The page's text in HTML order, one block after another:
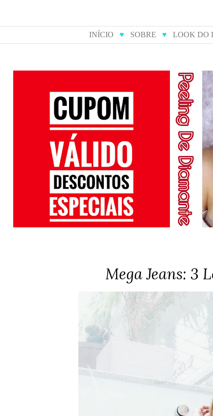
INÍCIO ♥ SOBRE ♥ LOOK DO
cupom de desconto para
compras online
Mega Jeans: 3